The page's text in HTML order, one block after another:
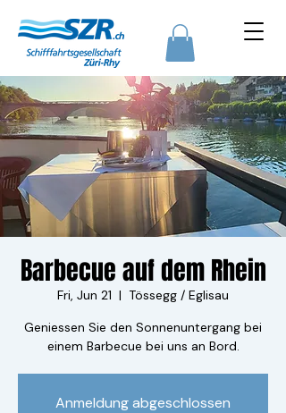
Barbecue auf dem Rhein
Fri, Jun 21
  |
Tössegg / Eglisau
Geniessen Sie den Sonnenuntergang bei
einem Barbecue bei uns an Bord.
Anmeldung abgeschlossen